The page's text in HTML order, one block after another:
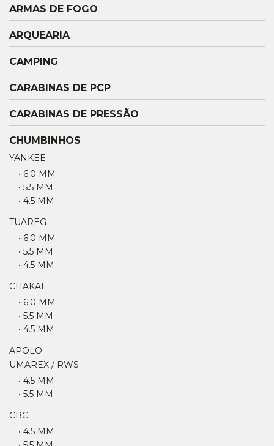
ARMAS DE FOGO
ARQUEARIA
CAMPING
CARABINAS DE PCP
CARABINAS DE PRESSÃO
CHUMBINHOS
YANKEE
• 6.0 MM
• 5.5 MM
• 4.5 MM
TUAREG
• 6.0 MM
• 5.5 MM
• 4.5 MM
CHAKAL
• 6.0 MM
• 5.5 MM
• 4.5 MM
APOLO
UMAREX / RWS
• 4.5 MM
• 5.5 MM
CBC
• 4.5 MM